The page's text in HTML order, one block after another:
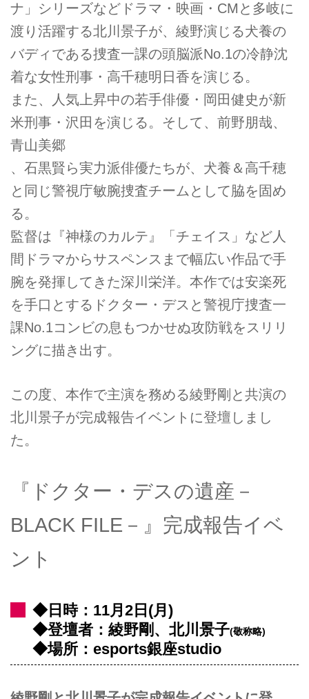
ナ」シリーズなどドラマ・映画・CMと多岐に
渡り活躍する北川景子が、綾野演じる犬養の
バディである捜査一課の頭脳派No.1の冷静沈
着な女性刑事・高千穂明日香を演じる。
また、人気上昇中の若手俳優・岡田健史が新
米刑事・沢田を演じる。そして、前野朋哉、
青山美郷
、石黒賢ら実力派俳優たちが、犬養＆高千穂
と同じ警視庁敏腕捜査チームとして脇を固め
る。
監督は『神様のカルテ』「チェイス」など人
間ドラマからサスペンスまで幅広い作品で手
腕を発揮してきた深川栄洋。本作では安楽死
を手口とするドクター・デスと警視庁捜査一
課No.1コンビの息もつかせぬ攻防戦をスリリ
ングに描き出す。
この度、本作で主演を務める綾野剛と共演の
北川景子が完成報告イベントに登壇しまし
た。
『ドクター・デスの遺産－
BLACK FILE－』完成報告イベ
ント
◆日時：11月2日(月)
◆登壇者：綾野剛、北川景子(敬称略)
◆場所：esports銀座studio